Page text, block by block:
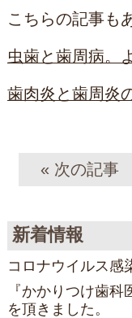
こちらの記事も
虫歯と歯周病。
歯肉炎と歯周炎
« 次の記事
新着情報
コロナウイルス感
『かかりつけ歯
を頂きました。